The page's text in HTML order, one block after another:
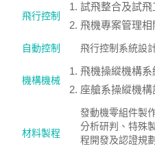
飛行控制
試飛整合及試飛
飛機專案管理相
自動控制 飛行控制系統設
機構機械
飛機操縱機構系
座艙系操縱機構
材料製程
發動機零組件製
分析研判、特殊
程開發及認證規